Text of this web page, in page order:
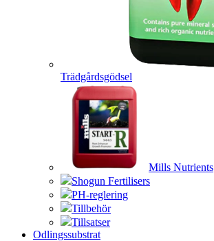
Trädgårdsgödsel
Mills Nutrients
Shogun Fertilisers
PH-reglering
Tillbehör
Tillsatser
Odlingssubstrat